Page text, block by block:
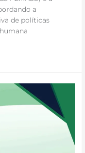
a
de políticas